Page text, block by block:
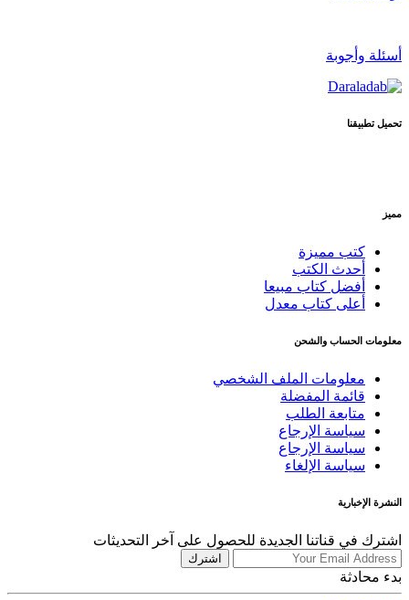
أسئلة وأجوبة
تحميل تطبيقنا
مميز
كتب مميزة
أحدث الكتب
أفضل كتاب مبيعا
أعلى كتاب معدل
معلومات الحساب والشحن
معلومات الملف الشخصي
قائمة المفضلة
متابعة الطلب
سياسة الإرجاع
سياسة الإرجاع
سياسة الإلغاء
النشرة الإخبارية
اشترك في قناتنا الجديدة للحصول على آخر التحديثات
اشترك
بدء محادثة